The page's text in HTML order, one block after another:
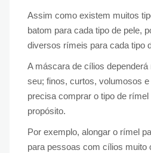
Assim como existem muitos
batom para cada tipo de pele,
diversos rímeis para cada tipo
A máscara de cílios
seu; finos, curtos, volumosos
precisa comprar o tipo de
propósito.
Por exemplo, alongar o rímel
para pessoas com cílios muito